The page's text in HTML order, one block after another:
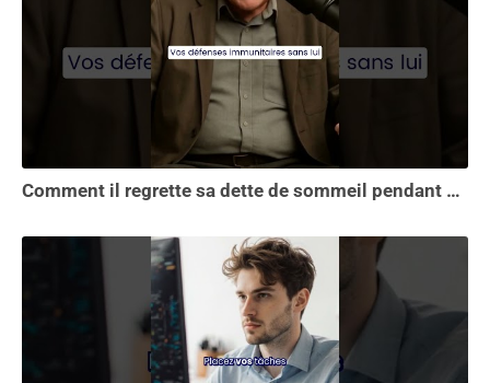
Comment il regrette sa dette de sommeil pendant 30 ans.